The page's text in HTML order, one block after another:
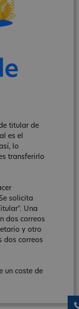
titular de
es el
lo
transferirlo
solicita
Una
dos correos
y otro
dos correos
un coste de